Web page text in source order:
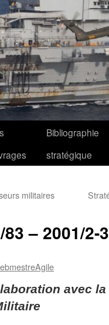
Bibliographie
stratégique
militaires
– 2001/
avec